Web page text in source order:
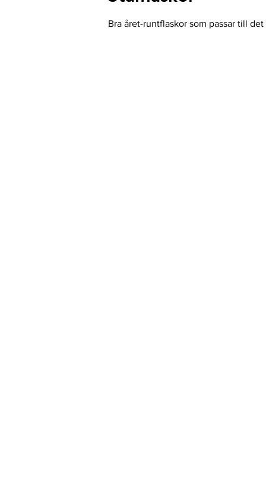
Bra året-runtflaskor som passar till det